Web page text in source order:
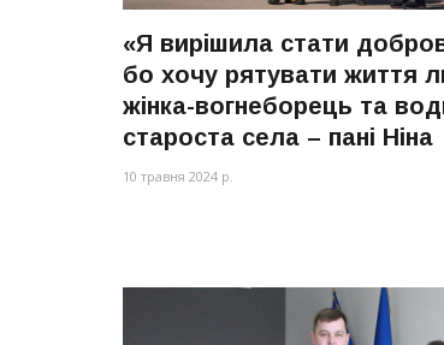
«Я вирішила стати
бо хочу рятувати життя
жінка-вогнеборець та
староста села – пані Ніна
10 травня 2024 р.